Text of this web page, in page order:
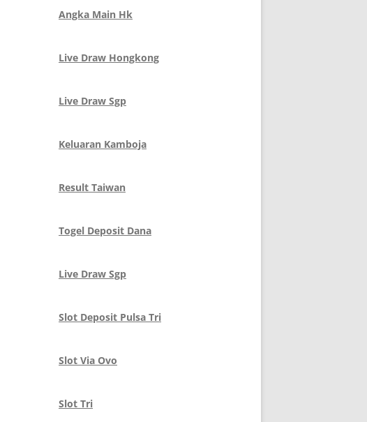
Angka Main Hk
Live Draw Hongkong
Live Draw Sgp
Keluaran Kamboja
Result Taiwan
Togel Deposit Dana
Live Draw Sgp
Slot Deposit Pulsa Tri
Slot Via Ovo
Slot Tri